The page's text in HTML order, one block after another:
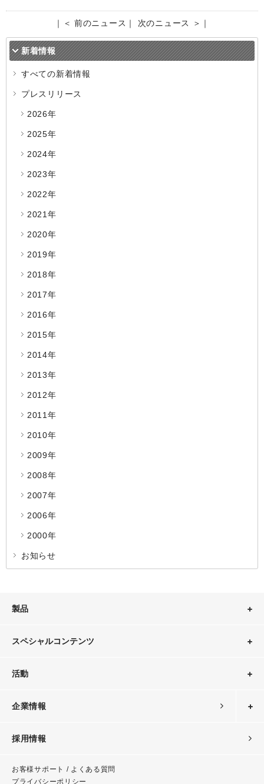
｜ ＜ 前のニュース ｜ 次のニュース ＞ ｜
新着情報
すべての新着情報
プレスリリース
2026年
2025年
2024年
2023年
2022年
2021年
2020年
2019年
2018年
2017年
2016年
2015年
2014年
2013年
2012年
2011年
2010年
2009年
2008年
2007年
2006年
2000年
お知らせ
製品
スペシャルコンテンツ
活動
企業情報
採用情報
お客様サポート / よくある質問
プライバシーポリシー